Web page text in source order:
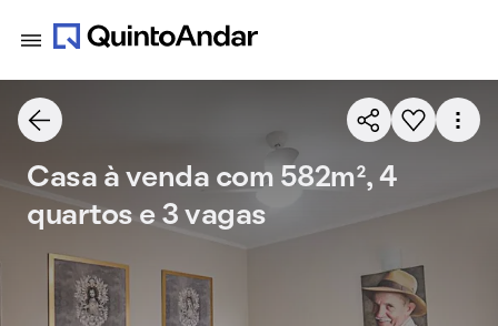
Casa à venda com 582m², 4
quartos e 3 vagas